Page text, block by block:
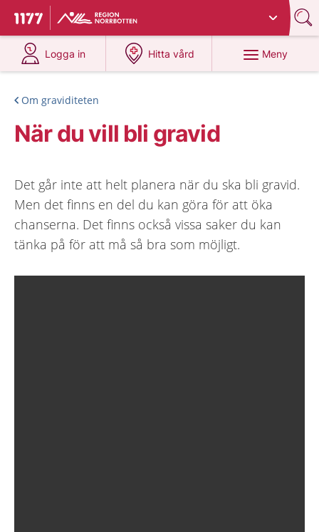
Till startsidan för 1177
Du har valt region
Logga in
på 1177.se
Hitta vård
på 1177.se
Meny
Om graviditeten
När du vill bli gravid
Det går inte att helt planera när du ska bli gravid.
Men det finns en del du kan göra för att öka
chanserna. Det finns också vissa saker du kan
tänka på för att må så bra som möjligt.